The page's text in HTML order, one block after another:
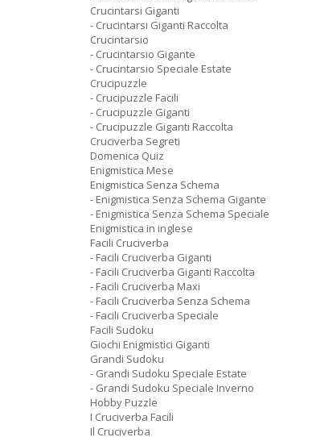
Crucintarsi Giganti
- Crucintarsi Giganti Raccolta
Crucintarsio
- Crucintarsio Gigante
- Crucintarsio Speciale Estate
Crucipuzzle
- Crucipuzzle Facili
- Crucipuzzle Giganti
- Crucipuzzle Giganti Raccolta
Cruciverba Segreti
Domenica Quiz
Enigmistica Mese
Enigmistica Senza Schema
- Enigmistica Senza Schema Gigante
- Enigmistica Senza Schema Speciale
Enigmistica in inglese
Facili Cruciverba
- Facili Cruciverba Giganti
- Facili Cruciverba Giganti Raccolta
- Facili Cruciverba Maxi
- Facili Cruciverba Senza Schema
- Facili Cruciverba Speciale
Facili Sudoku
Giochi Enigmistici Giganti
Grandi Sudoku
- Grandi Sudoku Speciale Estate
- Grandi Sudoku Speciale Inverno
Hobby Puzzle
I Cruciverba Facili
Il Cruciverba